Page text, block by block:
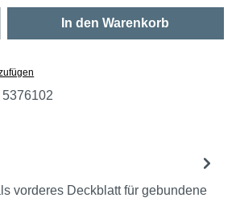
Gib den gewünschten
In den Warenkorb
5376102
vorderes Deckblatt für gebundene